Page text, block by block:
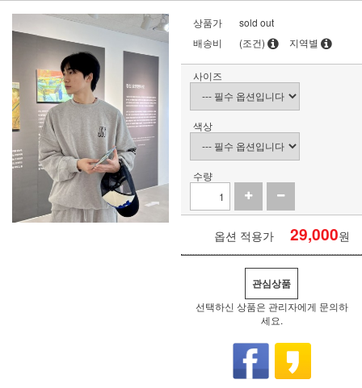
상품가
sold out
배송비
(조건) 지역별
사이즈
색상
수량
옵션 적용가 29,000원
관심상품
선택하신 상품은 관리자에게 문의하
세요.